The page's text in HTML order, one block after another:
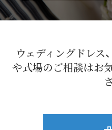
ウェディングドレス
や式場のご相談はお